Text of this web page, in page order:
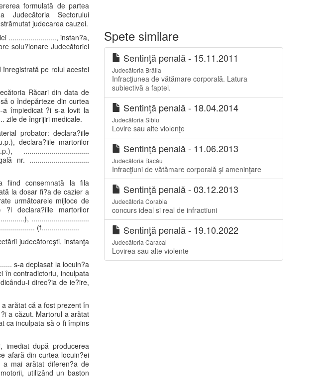
formulată de partea
Sectorului
judecarea cauzei.
........................, instan?a,
solu?ionare Judecătoriei
pe rolul acestei
Răcari din data de
o îndepărteze din curtea
a împiedicat ?i s-a lovit la
zile de îngrijiri medicale.
probator: declara?iile
declara?iile martorilor
.................................
nr. ..............................
fiind consemnată la fila
la dosar fi?a de cazier a
următoarele mijloce de
?i declara?iile martorilor
.............................
(f...................
judecătoreşti, instanţa
s-a deplasat la locuin?a
în contradictoriu, inculpata
i direc?ia de ie?ire,
arătat că a fost prezent în
a căzut. Martorul a arătat
ca inculpata să o fi împins
imediat după producerea
afară din curtea locuin?ei
mai arătat diferen?a de
utilizând un baston
Spete similare
Sentinţă penală - 15.11.2011
Judecătoria Brăila
Infracţiunea de vătămare corporală. Latura
subiectivă a faptei.
Sentinţă penală - 18.04.2014
Judecătoria Sibiu
Lovire sau alte violenţe
Sentinţă penală - 11.06.2013
Judecătoria Bacău
Infracţiuni de vătămare corporală şi ameninţare
Sentinţă penală - 03.12.2013
Judecătoria Corabia
concurs ideal si real de infractiuni
Sentinţă penală - 19.10.2022
Judecătoria Caracal
Lovirea sau alte violente